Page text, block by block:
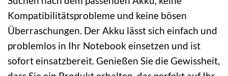
Kompatibilitätsprobleme und keine bösen
Überraschungen. Der Akku lässt sich einfach und
problemlos in Ihr Notebook einsetzen und ist
sofort einsatzbereit. Genießen Sie die Gewissheit,